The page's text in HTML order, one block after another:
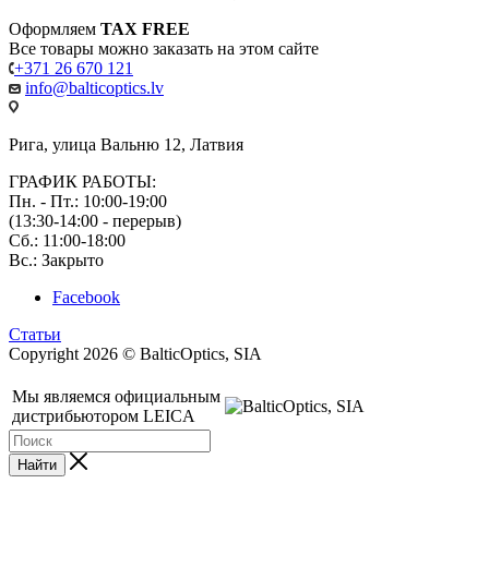
Оформляем TAX FREE
Все товары можно заказать на этом сайте
+371 26 670 121
info@balticoptics.lv
Рига, улица Вальню 12, Латвия
ГРАФИК РАБОТЫ:
Пн. - Пт.: 10:00-19:00
(13:30-14:00 - перерыв)
Сб.: 11:00-18:00
Вс.: Закрыто
Facebook
Статьи
Copyright 2026 © BalticOptics, SIA
Мы являемся официальным
дистрибьютором LEICA
Найти